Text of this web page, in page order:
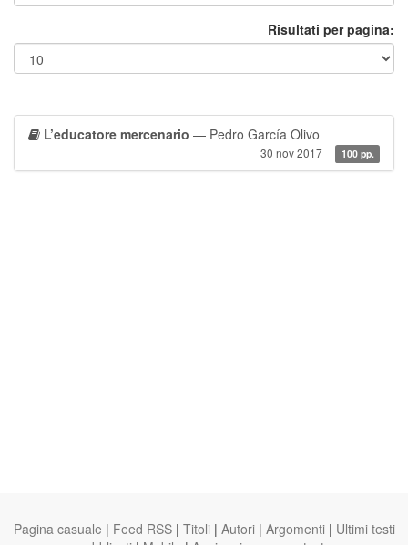
Risultati per pagina:
L’educatore mercenario — Pedro García Olivo
30 nov 2017 100 pp.
Pagina casuale | Feed RSS | Titoli | Autori | Argomenti | Ultimi testi